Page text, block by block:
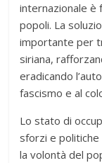
internazionale è
popoli. La
importante per
siriana,
eradicando
fascismo e al
Lo stato di
sforzi e politiche
la volontà del